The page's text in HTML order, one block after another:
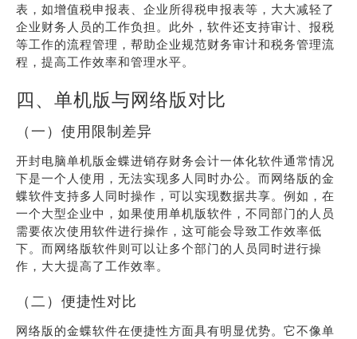
表，如增值税申报表、企业所得税申报表等，大大减轻了
企业财务人员的工作负担。此外，软件还支持审计、报税
等工作的流程管理，帮助企业规范财务审计和税务管理流
程，提高工作效率和管理水平。
四、单机版与网络版对比
（一）使用限制差异
开封电脑单机版金蝶进销存财务会计一体化软件通常情况
下是一个人使用，无法实现多人同时办公。而网络版的金
蝶软件支持多人同时操作，可以实现数据共享。例如，在
一个大型企业中，如果使用单机版软件，不同部门的人员
需要依次使用软件进行操作，这可能会导致工作效率低
下。而网络版软件则可以让多个部门的人员同时进行操
作，大大提高了工作效率。
（二）便捷性对比
网络版的金蝶软件在便捷性方面具有明显优势。它不像单